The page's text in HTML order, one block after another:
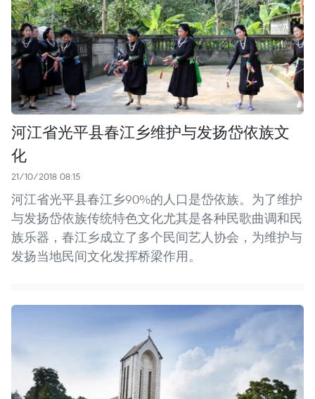
河江省光平县春江乡维护与发扬岱依族文
化
21/10/2018 08:15
河江省光平县春江乡90%的人口是岱依族。为了维护
与发扬岱依族传统特色文化尤其是各种民歌曲调和民
族乐器，春江乡成立了多个民间艺人协会，为维护与
发扬当地民间文化发挥桥梁作用。